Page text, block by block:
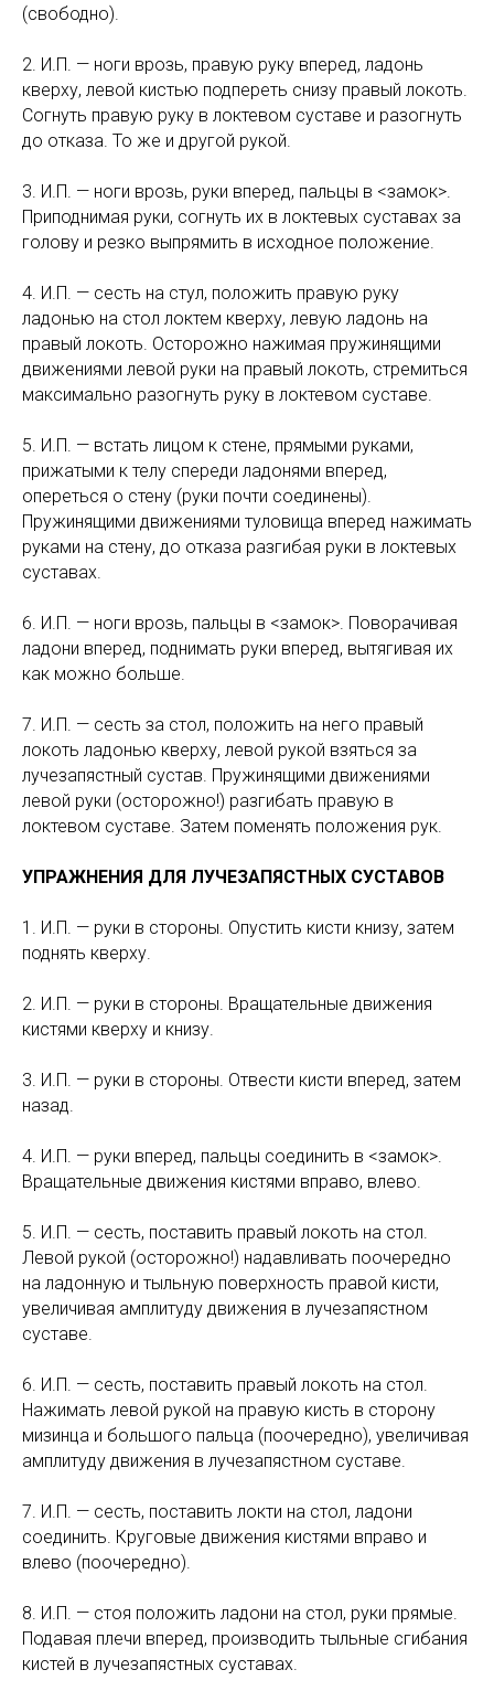
(свободно).
2. И.П. — ноги врозь, правую руку вперед, ладонь
кверху, левой кистью подпереть снизу правый локоть.
Согнуть правую руку в локтевом суставе и разогнуть
до отказа. То же и другой рукой.
3. И.П. — ноги врозь, руки вперед, пальцы в <замок>.
Приподнимая руки, согнуть их в локтевых суставах за
голову и резко выпрямить в исходное положение.
4. И.П. — сесть на стул, положить правую руку
ладонью на стол локтем кверху, левую ладонь на
правый локоть. Осторожно нажимая пружинящими
движениями левой руки на правый локоть, стремиться
максимально разогнуть руку в локтевом суставе.
5. И.П. — встать лицом к стене, прямыми руками,
прижатыми к телу спереди ладонями вперед,
опереться о стену (руки почти соединены).
Пружинящими движениями туловища вперед нажимать
руками на стену, до отказа разгибая руки в локтевых
суставах.
6. И.П. — ноги врозь, пальцы в <замок>. Поворачивая
ладони вперед, поднимать руки вперед, вытягивая их
как можно больше.
7. И.П. — сесть за стол, положить на него правый
локоть ладонью кверху, левой рукой взяться за
лучезапястный сустав. Пружинящими движениями
левой руки (осторожно!) разгибать правую в
локтевом суставе. Затем поменять положения рук.
УПРАЖНЕНИЯ ДЛЯ ЛУЧЕЗАПЯСТНЫХ СУСТАВОВ
1. И.П. — руки в стороны. Опустить кисти книзу, затем
поднять кверху.
2. И.П. — руки в стороны. Вращательные движения
кистями кверху и книзу.
3. И.П. — руки в стороны. Отвести кисти вперед, затем
назад.
4. И.П. — руки вперед, пальцы соединить в <замок>.
Вращательные движения кистями вправо, влево.
5. И.П. — сесть, поставить правый локоть на стол.
Левой рукой (осторожно!) надавливать поочередно
на ладонную и тыльную поверхность правой кисти,
увеличивая амплитуду движения в лучезапястном
суставе.
6. И.П. — сесть, поставить правый локоть на стол.
Нажимать левой рукой на правую кисть в сторону
мизинца и большого пальца (поочередно), увеличивая
амплитуду движения в лучезапястном суставе.
7. И.П. — сесть, поставить локти на стол, ладони
соединить. Круговые движения кистями вправо и
влево (поочередно).
8. И.П. — стоя положить ладони на стол, руки прямые.
Подавая плечи вперед, производить тыльные сгибания
кистей в лучезапястных суставах.